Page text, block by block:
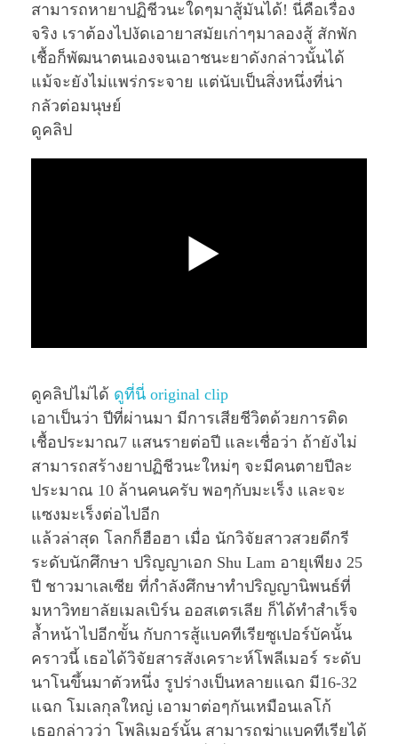
สามารถหายาปฏิชีวนะใดๆมาสู้มันได้! นี่คือเรื่อง
จริง เราต้องไปงัดเอายาสมัยเก่าๆมาลองสู้ สักพัก
เชื้อก็พัฒนาตนเองจนเอาชนะยาดังกล่าวนั้นได้
แม้จะยังไม่แพร่กระจาย แต่นับเป็นสิ่งหนึ่งที่น่า
กลัวต่อมนุษย์
ดูคลิป
ดูคลิปไม่ได้ ดูที่นี่ original clip
เอาเป็นว่า ปีที่ผ่านมา มีการเสียชีวิตด้วยการติด
เชื้อประมาณ7 แสนรายต่อปี และเชื่อว่า ถ้ายังไม่
สามารถสร้างยาปฏิชีวนะใหม่ๆ จะมีคนตายปีละ
ประมาณ 10 ล้านคนครับ พอๆกับมะเร็ง และจะ
แซงมะเร็งต่อไปอีก
แล้วล่าสุด โลกก็ฮือฮา เมื่อ นักวิจัยสาวสวยดีกรี
ระดับนักศึกษา ปริญญาเอก Shu Lam อายุเพียง 25
ปี ชาวมาเลเซีย ที่กำลังศึกษาทำปริญญานิพนธ์ที่
มหาวิทยาลัยเมลเบิร์น ออสเตรเลีย ก็ได้ทำสำเร็จ
ล้ำหน้าไปอีกขั้น กับการสู้แบคทีเรียซูเปอร์บัคนั้น
คราวนี้ เธอได้วิจัยสารสังเคราะห์โพลีเมอร์ ระดับ
นาโนขึ้นมาตัวหนึ่ง รูปร่างเป็นหลายแฉก มี16-32
แฉก โมเลกุลใหญ่ เอามาต่อๆกันเหมือนเลโก้
เธอกล่าวว่า โพลิเมอร์นั้น สามารถฆ่าแบคทีเรียได้